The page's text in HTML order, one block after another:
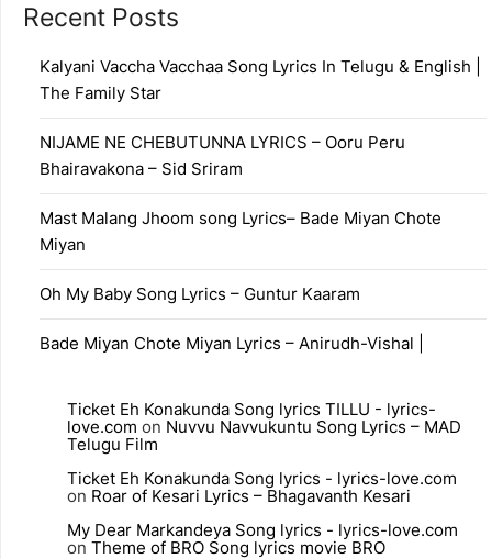
Recent Posts
Kalyani Vaccha Vacchaa Song Lyrics In Telugu & English |
The Family Star
NIJAME NE CHEBUTUNNA LYRICS – Ooru Peru
Bhairavakona – Sid Sriram
Mast Malang Jhoom song Lyrics– Bade Miyan Chote
Miyan
Oh My Baby Song Lyrics – Guntur Kaaram
Bade Miyan Chote Miyan Lyrics – Anirudh-Vishal |
Ticket Eh Konakunda Song lyrics TILLU - lyrics-
love.com on Nuvvu Navvukuntu Song Lyrics – MAD
Telugu Film
Ticket Eh Konakunda Song lyrics - lyrics-love.com
on Roar of Kesari Lyrics – Bhagavanth Kesari
My Dear Markandeya Song lyrics - lyrics-love.com
on Theme of BRO Song lyrics movie BRO